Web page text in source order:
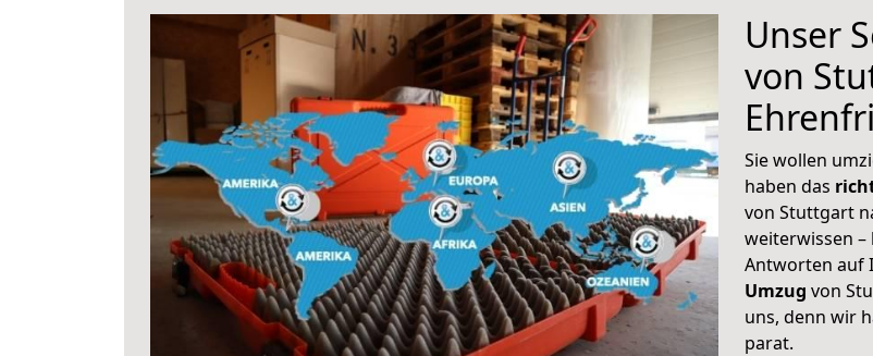
Unser
von
Sie wollen
haben das
von Stuttgart
weiterwissen –
Antworten auf
Umzug von
uns, denn wir
parat.